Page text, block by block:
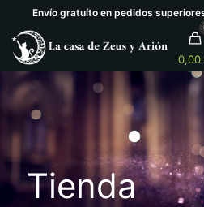
Envío gratuíto en pedidos
0,00
Tienda